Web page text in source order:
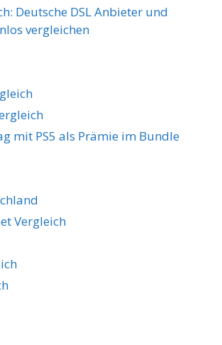
Deutsche DSL Anbieter und
vergleichen
mit PS5 als Prämie im Bundle
Vergleich